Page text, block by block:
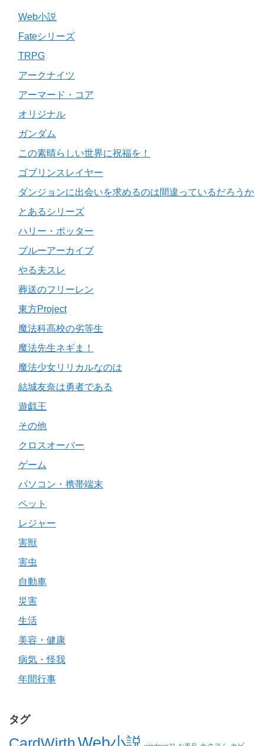
Web小説
Fateシリーズ
TRPG
アークナイツ
アーマード・コア
オリジナル
ガンダム
この素晴らしい世界に祝福を！
ゴブリンスレイヤー
ダンジョンに出会いを求めるのは間違っているだろうか
とあるシリーズ
ハリー・ポッター
ブルーアーカイブ
やる夫スレ
葬送のフリーレン
東方Project
魔法科高校の劣等生
魔法先生ネギま！
魔法少女リリカルなのは
結城友奈は勇者である
遊戯王
その他
クロスオーバー
ゲーム
パソコン・携帯端末
ペット
レジャー
害獣
害虫
自動車
災害
生活
美容・健康
病気・怪我
年間行事
タグ